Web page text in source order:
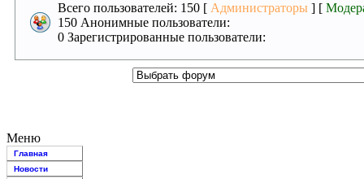
Всего пользователей: 150 [ Администраторы ] [
150 Анонимные пользователи:
0 Зарегистрированные пользователи:
Меню
Главная
Новости